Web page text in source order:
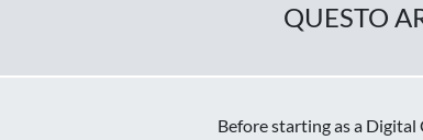
QUESTO
Before starting as a